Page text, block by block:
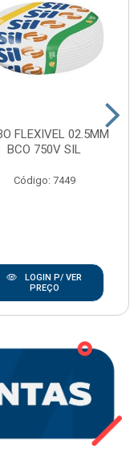
FLEXIVEL 02.5MM
BCO 750V SIL
Código: 7449
LOGIN P/ VER
PREÇO